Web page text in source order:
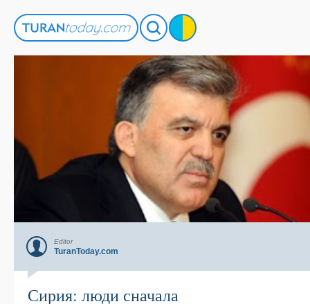
Editor
TuranToday.com
Сирия: люди сначала